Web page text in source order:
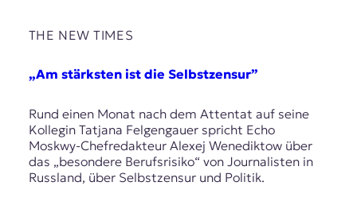
THE NEW TIMES
„Am stärksten ist die Selbstzensur”
Rund einen Monat nach dem Attentat auf seine
Kollegin Tatjana Felgengauer spricht Echo
Moskwy-Chefredakteur Alexej Wenediktow über
das „besondere Berufsrisiko“ von Journalisten in
Russland, über Selbstzensur und Politik.